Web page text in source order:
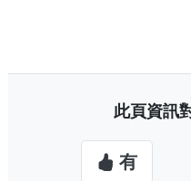
此頁資訊
有